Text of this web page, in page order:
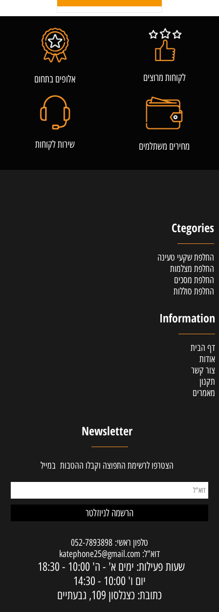
לקוחות מרוצים אלופים בתחום
מחירים משתלמים שירות לקוחות
Ctegories
החלפת שקעי טעינה
החלפת מצלמות
החלפת מסכים
החלפת סוללות
Information
דף הבית
אודות
צור קשר
תקנון
מאמרים
Newsletter
הצטרפו לרשימת התפוצה וקבלו ההטבות במייל
טלפון ראשי: 052-7893898
דוא"ל: katephone25@gmail.com
שעות פעילות: ימים א' - ה' 10:00 - 18:30
יום ו' 10:00 - 14:30
כתובת: כצנלסון 109, גבעתיים